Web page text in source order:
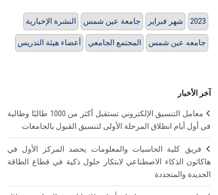
النشرة الإخبارية جامعة عين شمس شهر فبراير 2023
أعضاء هيئة التدريس المجتمع الجامعي جامعه عين شمس
آخر الأخبار
معامل التنسيق الإلكتروني تستقبل أكثر من 1000 طالبًا وطالبة
في أول أيام انطلاق المرحلة الأولى لتنسيق القبول بالجامعات
فريق كلية الحاسبات والمعلومات يحصد المركز الأول في
هاكاثون الذكاء الاصطناعي لابتكار حلول ذكية في قطاع الطاقة
الجديدة والمتجددة